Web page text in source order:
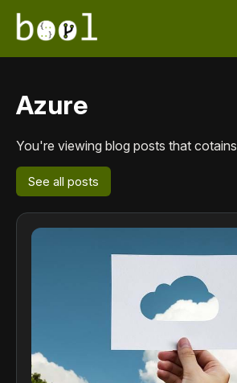
Azure
You're viewing blog posts that cotains
See all posts